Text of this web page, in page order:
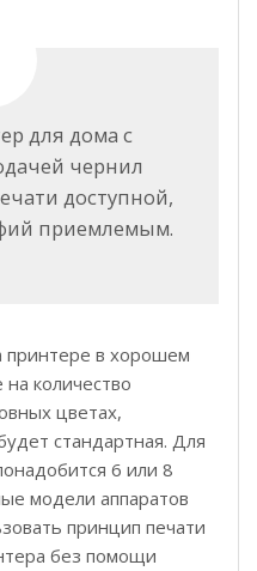
для дома с
чернил
доступной,
приемлемым.
принтере в хорошем
количество
цветах,
стандартная. Для
6 или 8
модели аппаратов
принцип печати
без помощи